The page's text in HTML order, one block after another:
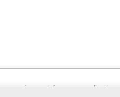
experience, deliver personalized